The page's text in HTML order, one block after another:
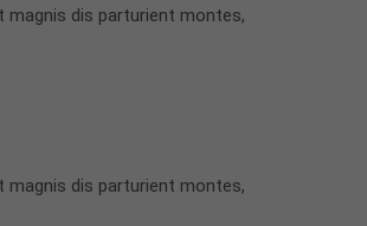
magnis dis parturient montes,
magnis dis parturient montes,